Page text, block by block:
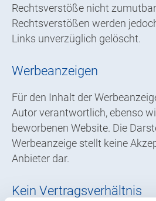
Rechtsverstöße nicht
Rechtsverstößen werden
Links unverzüglich gelöscht.
Werbeanzeigen
Für den Inhalt der
Autor verantwortlich, ebenso
beworbenen Website. Die
Werbeanzeige stellt keine
Anbieter dar.
Kein Vertragsverhältnis